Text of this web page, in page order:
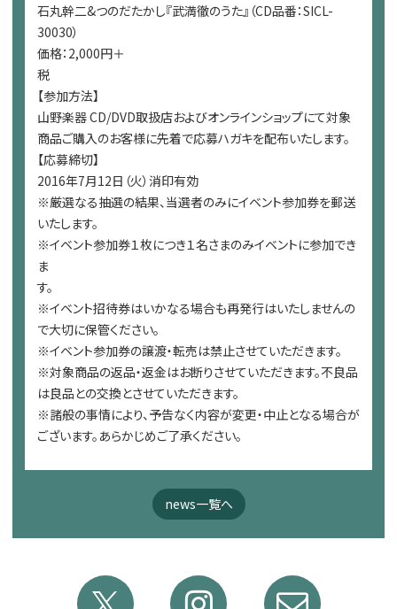
石丸幹二&つのだたかし『武満徹のうた』（CD品番：SICL-
30030）
価格：2,000円＋
税
【参加方法】
山野楽器 CD/DVD取扱店およびオンラインショップにて対象
商品ご購入のお客様に先着で応募ハガキを配布いたします。
【応募締切】
2016年7月12日（火）消印有効
※厳選なる抽選の結果、当選者のみにイベント参加券を郵送
いたします。
※イベント参加券１枚につき１名さまのみイベントに参加でき
ま
※イベント招待券はいかなる場合も再発行はいたしませんの
で大切に保管ください。
※イベント参加券の譲渡・転売は禁止させていただきます。
※対象商品の返品・返金はお断りさせていただきます。不良品
は良品との交換とさせていただきます。
※諸般の事情により、予告なく内容が変更・中止となる場合が
ございます。あらかじめご了承ください。
news一覧へ